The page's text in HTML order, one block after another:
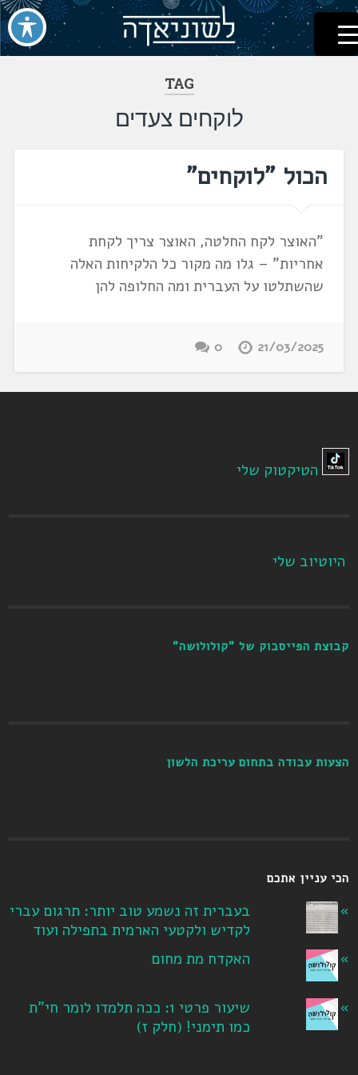
דלג
לתוכן
לשוניאדה
עברית. לשון. שפה
TAG
לוקחים צעדים
הכול "לוקחים"
"האוצר לקח החלטה, האוצר צריך לקחת
אחריות" – גלו מה מקור כל הלקיחות האלה
שהשתלטו על העברית ומה החלופה להן
21/03/2025
0
הטיקטוק שלי
היוטיוב שלי
קבוצת הפייסבוק של "קולולושה"
הצעות עבודה בתחום עריכת הלשון
הכי עניין אתכם
בעברית זה נשמע טוב יותר: תרגום עברי
לקדיש ולקטעי הארמית בתפילה ועוד
האקדח מת מחום
שיעור פרטי 1: ככה תלמדו לומר חי"ת
כמו תימני! ‏(חלק ז‏)